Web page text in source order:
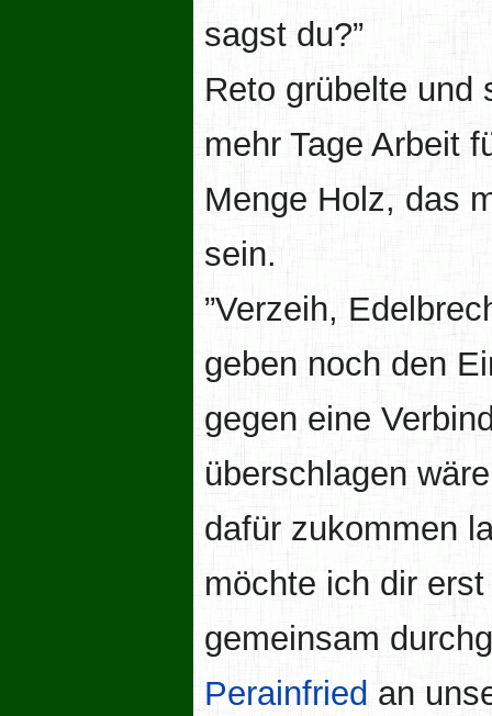
sagst du?”
Reto grübelte und
mehr Tage Arbeit
Menge Holz, das
sein.
”Verzeih,
geben noch den
gegen eine
überschlagen
dafür zukommen
möchte ich dir
gemeinsam
Perainfried an